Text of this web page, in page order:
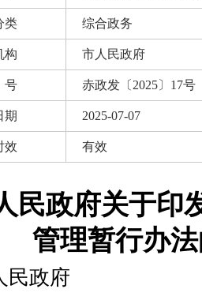
类 综合政务
构 市人民政府
赤政发〔2025〕17号
期 2025-07-07
效 有效
民政府关于印
管理暂行办
民政府